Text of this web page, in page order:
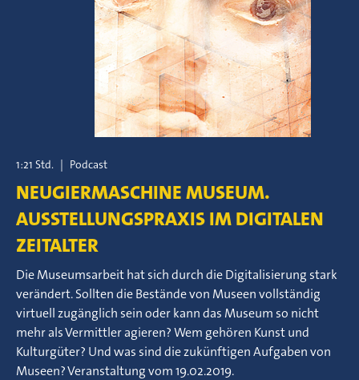
1:21 Std. | Podcast
NEUGIERMASCHINE MUSEUM.
AUSSTELLUNGSPRAXIS IM DIGITALEN
ZEITALTER
Die Museumsarbeit hat sich durch die Digitalisierung stark
verändert. Sollten die Bestände von Museen vollständig
virtuell zugänglich sein oder kann das Museum so nicht
mehr als Vermittler agieren? Wem gehören Kunst und
Kulturgüter? Und was sind die zukünftigen Aufgaben von
Museen? Veranstaltung vom 19.02.2019.